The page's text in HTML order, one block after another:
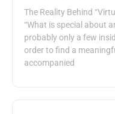
The Reality Behind
“What is special about
probably only a few
order to find a
accompanied